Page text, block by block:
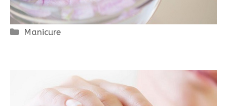
Categorie
Manicure